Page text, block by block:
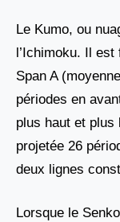
Le Kumo, ou
l’Ichimoku. Il
Span A
périodes en
plus haut et plus
projetée 26
deux lignes
Lorsque le